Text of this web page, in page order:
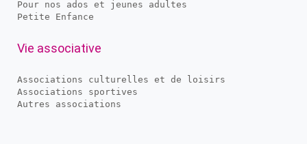
Pour nos ados et jeunes adultes
Petite Enfance
Vie associative
Associations culturelles et de loisirs
Associations sportives
Autres associations